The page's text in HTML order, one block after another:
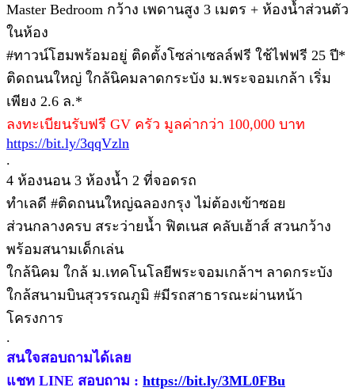
Master Bedroom กว้าง เพดานสูง 3 เมตร + ห้องน้ำส่วนตัว
ในห้อง
#ทาวน์โฮมพร้อมอยู่ ติดตั้งโซล่าเซลล์ฟรี ใช้ไฟฟรี 25 ปี*
ติดถนนใหญ่ ใกล้นิคมลาดกระบัง ม.พระจอมเกล้า เริ่ม
เพียง 2.6 ล.*
ลงทะเบียนรับฟรี GV ครัว มูลค่ากว่า 100,000 บาท
https://bit.ly/3qqVzln
.
4 ห้องนอน 3 ห้องน้ำ 2 ที่จอดรถ
ทำเลดี #ติดถนนใหญ่ฉลองกรุง ไม่ต้องเข้าซอย
ส่วนกลางครบ สระว่ายน้ำ ฟิตเนส คลับเฮ้าส์ สวนกว้าง
พร้อมสนามเด็กเล่น
ใกล้นิคม ใกล้ ม.เทคโนโลยีพระจอมเกล้าฯ ลาดกระบัง
ใกล้สนามบินสุวรรณภูมิ #มีรถสาธารณะผ่านหน้า
โครงการ
.
สนใจสอบถามได้เลย
แชท LINE สอบถาม : https://bit.ly/3ML0FBu